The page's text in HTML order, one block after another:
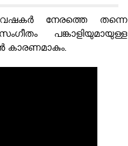
നേരത്തെ തന്നെ
പങ്കാളിയുമായുള്ള
കാരണമാകും.